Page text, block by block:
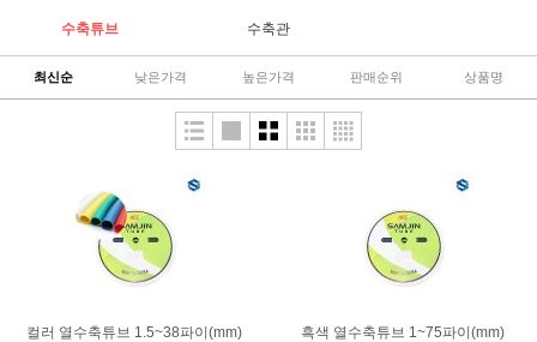
수축튜브 수축관
최신순 낮은가격 높은가격 판매순위 상품명
컬러 열수축튜브 1.5~38파이(mm)
흑색 열수축튜브 1~75파이(mm)